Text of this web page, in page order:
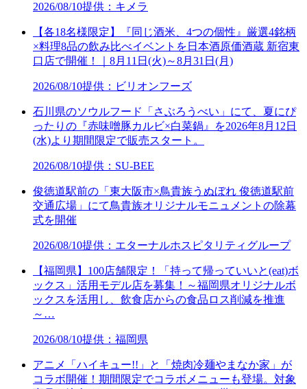
2026/08/10提供：キメラ
【各18名様限定】『同じ酒米、4つの個性』厳選4銘柄
×料理8品の飲み比べイベントを日本酒原価酒蔵 新宿東
口店で開催！｜8月11日(火)～8月31日(月)
2026/08/10提供：ビリオンフーズ
石川県のソウルフード「さぶろうべい」にて、夏にぴ
ったりの『赤味噌豚カルビ×白菜鍋』を2026年8月12日
(水)より期間限定で販売スタート。
2026/08/10提供：SU-BEE
俊徳道駅前の「東大阪市×鳥貴族うぬぼれ 俊徳道駅前
交通広場」にて鳥貴族オリジナルモニュメントの除幕
式を開催
2026/08/10提供：エターナルホスピタリティグループ
【福岡県】100店舗限定！「持って帰っていいと(eat)ボ
ックス」活用モデル店を募集！～福岡県オリジナルボ
ックスを活用し、飲食店からの食品ロス削減を推進
～…
2026/08/10提供：福岡県
アニメ「ハイキュー!!」と「焼肉冷麺やまなか家」が
コラボ開催！期間限定でコラボメニューも登場。対象